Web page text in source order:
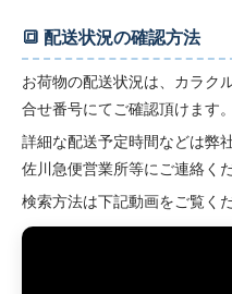
🔳 配送状況の確認方法
お荷物の配送状況は、カラク
合せ番号にてご確認頂けます。
詳細な配送予定時間などは弊
佐川急便営業所等にご連絡くだ
検索方法は下記動画をご覧くだ